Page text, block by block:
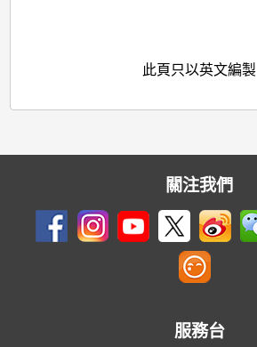
此頁只以英文編製
關注我們
服務台